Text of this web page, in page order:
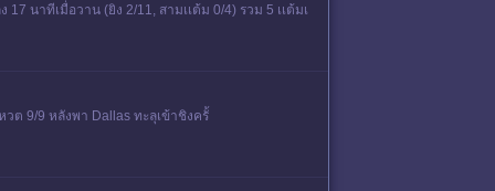
นาทีเมื่อวาน (ยิง 2/11, สามเเต้ม 0/4) รวม 5 เเต้มเ
วต 9/9 หลังพา Dallas ทะลุเข้าชิงครั้